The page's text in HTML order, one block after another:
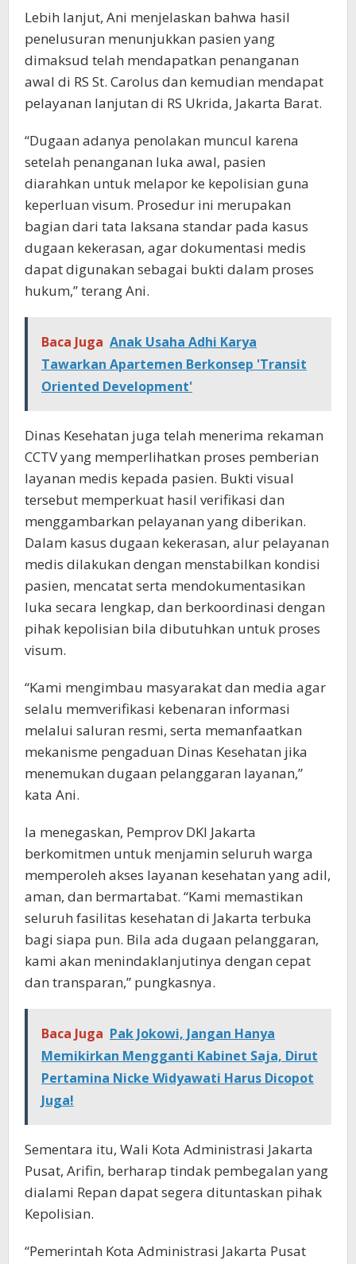
Lebih lanjut, Ani menjelaskan bahwa hasil
penelusuran menunjukkan pasien yang
dimaksud telah mendapatkan penanganan
awal di RS St. Carolus dan kemudian mendapat
pelayanan lanjutan di RS Ukrida, Jakarta Barat.
“Dugaan adanya penolakan muncul karena
setelah penanganan luka awal, pasien
diarahkan untuk melapor ke kepolisian guna
keperluan visum. Prosedur ini merupakan
bagian dari tata laksana standar pada kasus
dugaan kekerasan, agar dokumentasi medis
dapat digunakan sebagai bukti dalam proses
hukum,” terang Ani.
Baca Juga Anak Usaha Adhi Karya
Tawarkan Apartemen Berkonsep 'Transit
Oriented Development'
Dinas Kesehatan juga telah menerima rekaman
CCTV yang memperlihatkan proses pemberian
layanan medis kepada pasien. Bukti visual
tersebut memperkuat hasil verifikasi dan
menggambarkan pelayanan yang diberikan.
Dalam kasus dugaan kekerasan, alur pelayanan
medis dilakukan dengan menstabilkan kondisi
pasien, mencatat serta mendokumentasikan
luka secara lengkap, dan berkoordinasi dengan
pihak kepolisian bila dibutuhkan untuk proses
visum.
“Kami mengimbau masyarakat dan media agar
selalu memverifikasi kebenaran informasi
melalui saluran resmi, serta memanfaatkan
mekanisme pengaduan Dinas Kesehatan jika
menemukan dugaan pelanggaran layanan,”
kata Ani.
Ia menegaskan, Pemprov DKI Jakarta
berkomitmen untuk menjamin seluruh warga
memperoleh akses layanan kesehatan yang adil,
aman, dan bermartabat. “Kami memastikan
seluruh fasilitas kesehatan di Jakarta terbuka
bagi siapa pun. Bila ada dugaan pelanggaran,
kami akan menindaklanjutinya dengan cepat
dan transparan,” pungkasnya.
Baca Juga Pak Jokowi, Jangan Hanya
Memikirkan Mengganti Kabinet Saja, Dirut
Pertamina Nicke Widyawati Harus Dicopot
Juga!
Sementara itu, Wali Kota Administrasi Jakarta
Pusat, Arifin, berharap tindak pembegalan yang
dialami Repan dapat segera dituntaskan pihak
Kepolisian.
“Pemerintah Kota Administrasi Jakarta Pusat